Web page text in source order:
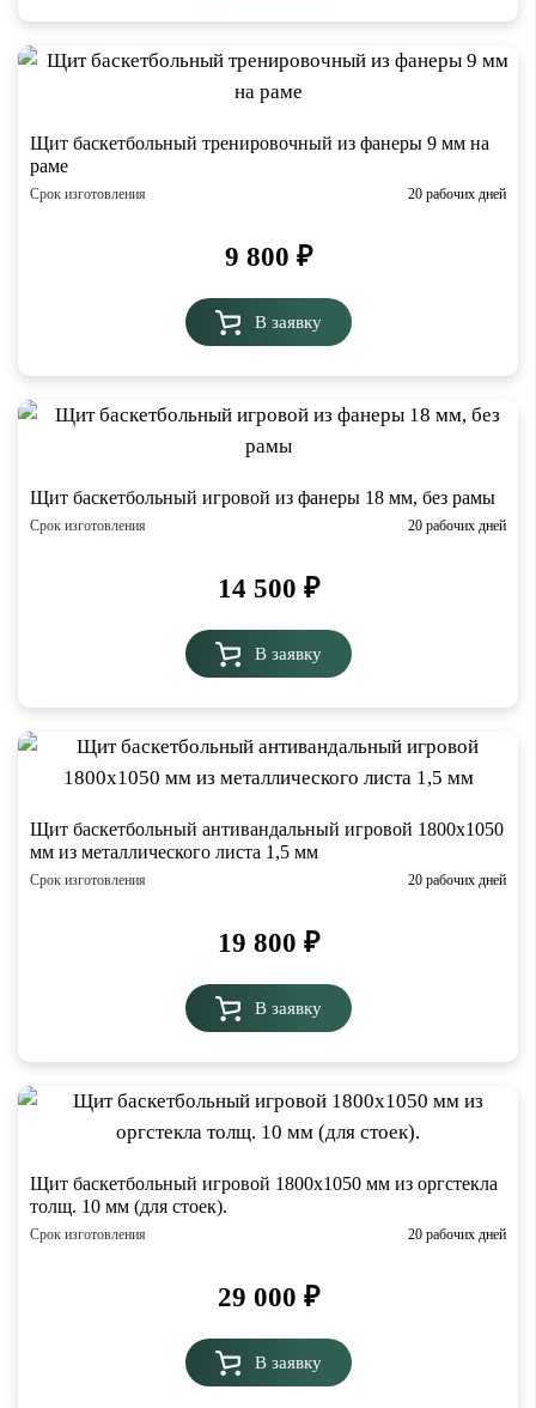
Щит баскетбольный тренировочный из фанеры 9 мм на
раме
Срок изготовления 20 рабочих дней
9 800 ₽
В заявку
Щит баскетбольный игровой из фанеры 18 мм, без рамы
Срок изготовления 20 рабочих дней
14 500 ₽
В заявку
Щит баскетбольный антивандальный игровой 1800х1050
мм из металлического листа 1,5 мм
Срок изготовления 20 рабочих дней
19 800 ₽
В заявку
Щит баскетбольный игровой 1800х1050 мм из оргстекла
толщ. 10 мм (для стоек).
Срок изготовления 20 рабочих дней
29 000 ₽
В заявку